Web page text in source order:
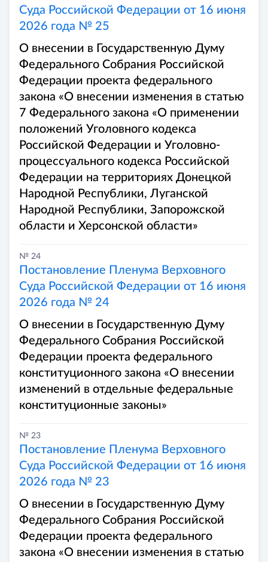
Суда Российской Федерации от 16 июня
2026 года № 25
О внесении в Государственную Думу
Федерального Собрания Российской
Федерации проекта федерального
закона «О внесении изменения в статью
7 Федерального закона «О применении
положений Уголовного кодекса
Российской Федерации и Уголовно-
процессуального кодекса Российской
Федерации на территориях Донецкой
Народной Республики, Луганской
Народной Республики, Запорожской
области и Херсонской области»
№ 24
Постановление Пленума Верховного
Суда Российской Федерации от 16 июня
2026 года № 24
О внесении в Государственную Думу
Федерального Собрания Российской
Федерации проекта федерального
конституционного закона «О внесении
изменений в отдельные федеральные
конституционные законы»
№ 23
Постановление Пленума Верховного
Суда Российской Федерации от 16 июня
2026 года № 23
О внесении в Государственную Думу
Федерального Собрания Российской
Федерации проекта федерального
закона «О внесении изменения в статью